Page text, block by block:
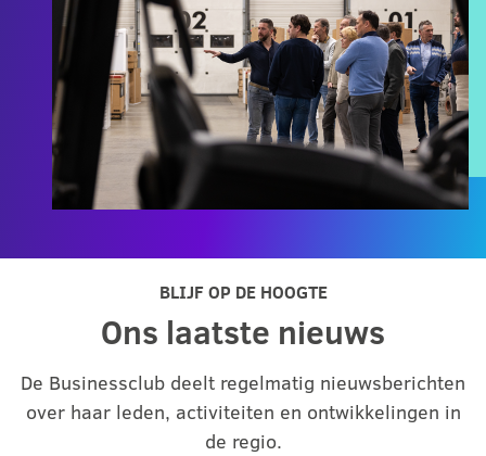
BLIJF OP DE HOOGTE
Ons laatste nieuws
De Businessclub deelt regelmatig nieuwsberichten
over haar leden, activiteiten en ontwikkelingen in
de regio.